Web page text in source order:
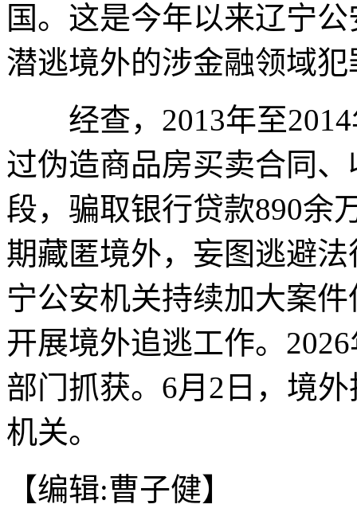
国。这是今年以来辽宁
潜逃境外的涉金融领域
经查，2013年至2014
过伪造商品房买卖合同
段，骗取银行贷款890余
期藏匿境外，妄图逃避
宁公安机关持续加大案
开展境外追逃工作。
部门抓获。6月2日，境
机关。
【编辑:曹子健】